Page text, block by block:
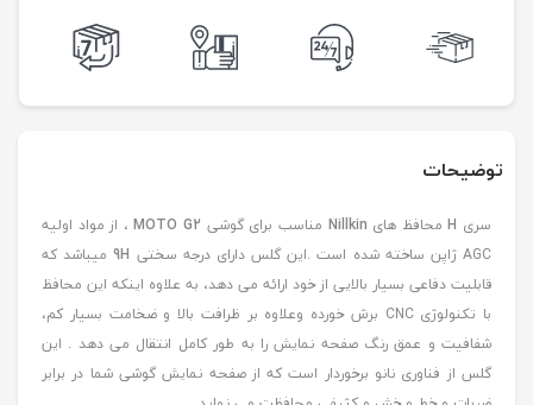
توضیحات
سری Hمحافظ های Nillkin مناسب برای گوشی MOTO G2، از مواد اولیه
AGC ژاپن ساخته شده است .این گلس دارای درجه سختی
9Hمیباشد که
قابلیت دفاعی بسیار بالایی از خود ارائه می دهد، به علاوه اینکه این محافظ
با تکنولوژی CNC برش خورده وعلاوه بر ظرافت بالا و ضخامت بسیار کم،
شفافیت و عمق رنگ صفحه نمایش را به طور کامل انتقال می دهد . این
گلس از فناوری نانو برخوردار است که از صفحه نمایش گوشی شما در برابر